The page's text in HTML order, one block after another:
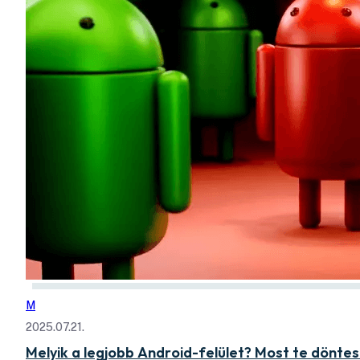
M
2025.07.21.
Melyik a legjobb Android-felület? Most te